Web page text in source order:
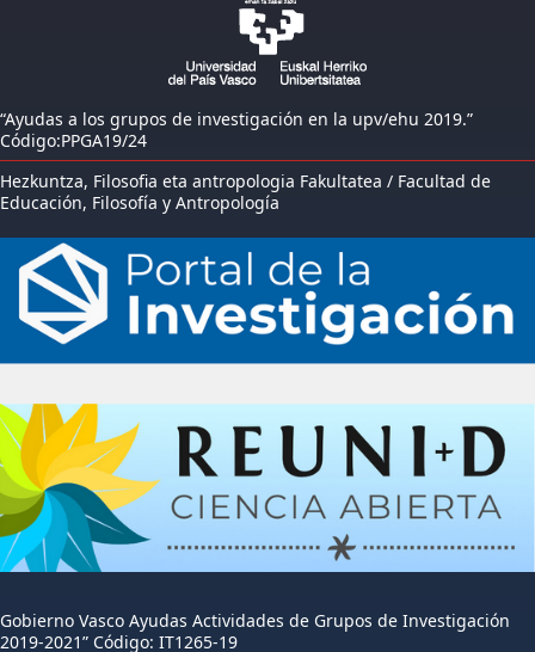
“Ayudas a los grupos de investigación en la upv/ehu 2019.”
Código:PPGA19/24
Hezkuntza, Filosofia eta antropologia Fakultatea / Facultad de
Educación, Filosofía y Antropología
Gobierno Vasco Ayudas Actividades de Grupos de Investigación
2019-2021” Código: IT1265-19